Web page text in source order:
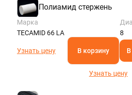
Полиамид стержень
Марка
TECAMID 66 LA
8
Узнать цену В корзину
Узнать цену